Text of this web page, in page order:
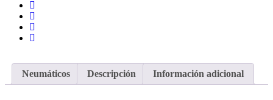
Neumáticos Descripción Información adicional